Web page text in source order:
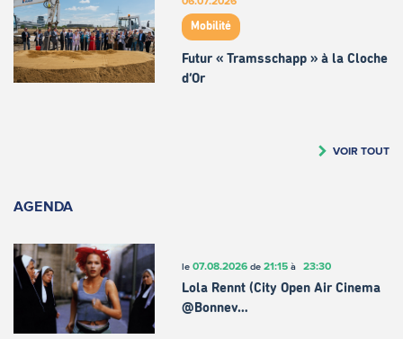
Mobilité
Futur « Tramsschapp » à la Cloche
d’Or
VOIR TOUT
AGENDA
le 07.08.2026de 21:15à 23:30
Lola Rennt (City Open Air Cinema
@Bonnev…